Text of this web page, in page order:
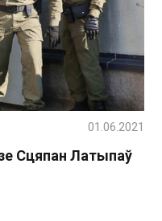
Сцяпан Латыпаў
01.06.2021